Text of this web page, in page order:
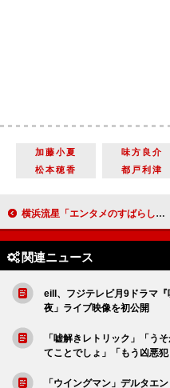
加藤小夏 味方良介
松本穂香
都戸利津
横浜流星「エンタメのすばらしさを伝えたい」大河ドラマ「べらぼう〜蔦重栄華乃夢噺〜」第1回試写会
関連ニュース
eill、フジテレビ月9ドラマ
夜」ライブ映像を初公開
「嘘解きレトリック」「う
てことでしょ」「もう凶悪
「ウイングマン」デルタエ